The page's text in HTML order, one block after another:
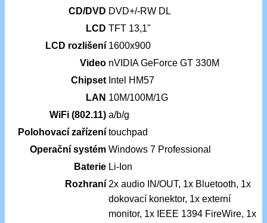
CD/DVD DVD+/-RW DL
LCD TFT 13,1"
LCD rozlišení 1600x900
Video nVIDIA GeForce GT 330M
Chipset Intel HM57
LAN 10M/100M/1G
WiFi (802.11) a/b/g
Polohovací zařízení touchpad
Operační systém Windows 7 Professional
Baterie Li-Ion
Rozhraní 2x audio IN/OUT, 1x Bluetooth, 1x
dokovací konektor, 1x externí
monitor, 1x IEEE 1394 FireWire, 1x